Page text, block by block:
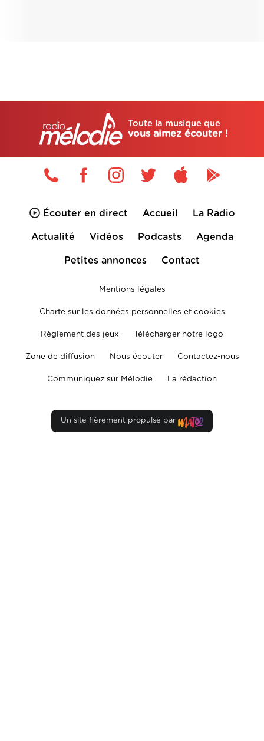
Toute la musique que
vous aimez écouter !
Écouter en direct Accueil La Radio
Actualité Vidéos Podcasts Agenda
Petites annonces Contact
Mentions légales
Charte sur les données personnelles et cookies
Règlement des jeux Télécharger notre logo
Zone de diffusion Nous écouter Contactez-nous
Communiquez sur Mélodie La rédaction
Un site fièrement propulsé par